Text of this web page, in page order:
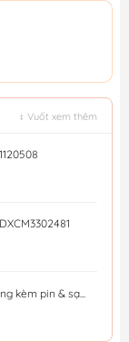
↕ Vuốt xem thêm
kèm pin & sạ...